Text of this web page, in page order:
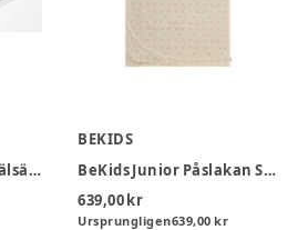
Hälsomadrass för spjälsäng, 60x120x8 cm
BEKIDS
BeKids Junior Påslakan Sängkläder 100x130 - Misty Rose
639,00 kr
Ursprungligen639,00 kr